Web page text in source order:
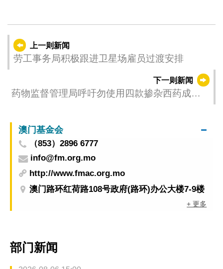
上一则新闻
劳工事务局积极跟进卫星场雇员过渡安排
下一则新闻
药物监督管理局呼吁勿使用四款掺杂西药成分
澳门基金会
（853）2896 6777
info@fm.org.mo
http://www.fmac.org.mo
澳门路环红荷路108号政府(路环)办公大楼7-9楼
+ 更多
部门新闻